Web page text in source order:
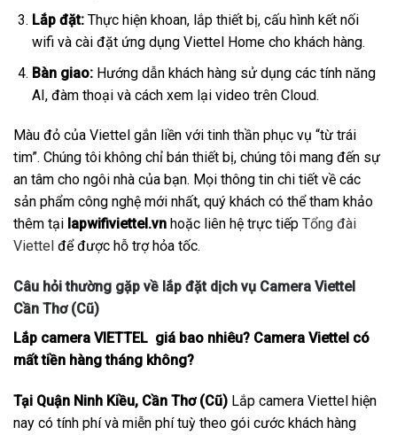
Lắp đặt:Thực hiện khoan, lắp thiết bị, cấu hình kết nối
wifi và cài đặt ứng dụng Viettel Home cho khách hàng.
Bàn giao:Hướng dẫn khách hàng sử dụng các tính năng
AI, đàm thoại và cách xem lại video trên Cloud.
Màu đỏ của Viettel gắn liền với tinh thần phục vụ “từ trái
tim”. Chúng tôi không chỉ bán thiết bị, chúng tôi mang đến sự
an tâm cho ngôi nhà của bạn. Mọi thông tin chi tiết về các
sản phẩm công nghệ mới nhất, quý khách có thể tham khảo
thêm tại lapwifiviettel.vn hoặc liên hệ trực tiếp Tổng đài
Viettel để được hỗ trợ hỏa tốc.
Câu hỏi thường gặp về lắp đặt dịch vụ Camera Viettel
Cần Thơ (Cũ)
Lắp camera VIETTEL giá bao nhiêu? Camera Viettel có
mất tiền hàng tháng không?
Tại Quận Ninh Kiều, Cần Thơ (Cũ) Lắp camera Viettel hiện
nay có tính phí và miễn phí tuỳ theo gói cước khách hàng